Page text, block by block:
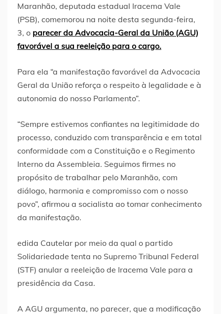
Maranhão, deputada estadual Iracema Vale
(PSB), comemorou na noite desta segunda-feira,
3, o parecer da Advocacia-Geral da União (AGU)
favorável a sua reeleição para o cargo.
Para ela “a manifestação favorável da Advocacia
Geral da União reforça o respeito à legalidade e à
autonomia do nosso Parlamento”.
“Sempre estivemos confiantes na legitimidade do
processo, conduzido com transparência e em total
conformidade com a Constituição e o Regimento
Interno da Assembleia. Seguimos firmes no
propósito de trabalhar pelo Maranhão, com
diálogo, harmonia e compromisso com o nosso
povo”, afirmou a socialista ao tomar conhecimento
da manifestação.
edida Cautelar por meio da qual o partido
Solidariedade tenta no Supremo Tribunal Federal
(STF) anular a reeleição de Iracema Vale para a
presidência da Casa.
A AGU argumenta, no parecer, que a modificação